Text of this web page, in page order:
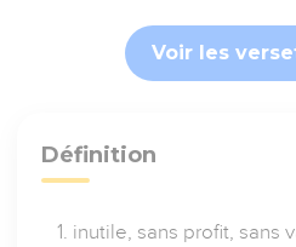
Voir les
Définition
inutile, sans profit, sans